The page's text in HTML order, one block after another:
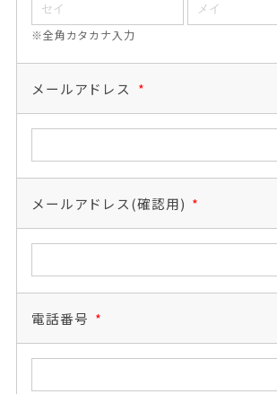
※全角カタカナ入力
メールアドレス *
メールアドレス(確認用) *
電話番号 *